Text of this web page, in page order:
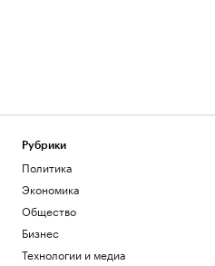
Рубрики
Политика
Экономика
Общество
Бизнес
Технологии и медиа